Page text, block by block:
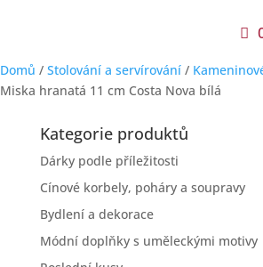
Domů / Stolování a servírování /
Miska hranatá 11 cm Costa Nova bílá
Kategorie produktů
Dárky podle příležitosti
Cínové korbely, poháry a soupravy
Bydlení a dekorace
Módní doplňky s uměleckými motivy